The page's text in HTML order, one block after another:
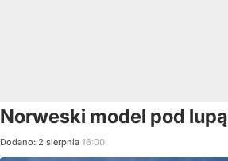
Norweski model pod lupą
Dodano: 2 sierpnia 16:00